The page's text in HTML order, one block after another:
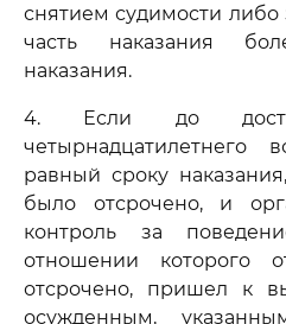
снятием судимости либо
часть наказания
наказания.
4. Если до
четырнадцатилетнего
равный сроку
было отсрочено, и
контроль за
отношении которого
отсрочено, пришел к
осужденным,